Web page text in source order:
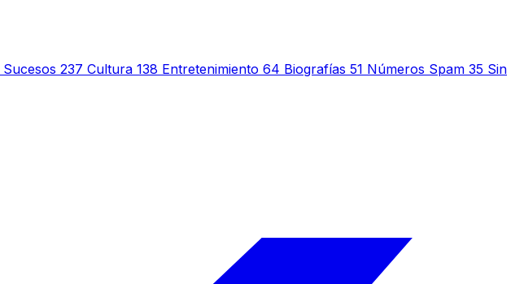
Sucesos 237 Cultura 138 Entretenimiento 64 Biografías 51 Números Spam 35 Sin